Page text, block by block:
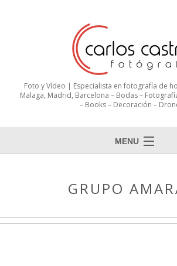
Foto y Vídeo | Especialista en fotografía de
Malaga, Madrid, Barcelona – Bodas –
– Books – Decoración –
MENU
GRUPO